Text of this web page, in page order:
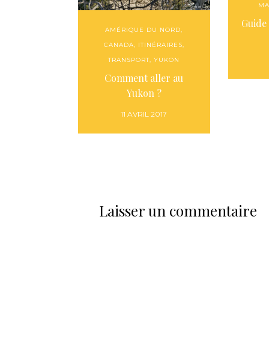
AMÉRIQUE DU NORD,
CANADA, ITINÉRAIRES,
TRANSPORT,YUKON
Comment aller au
Yukon ?
11 AVRIL 2017
Laisser un commentaire